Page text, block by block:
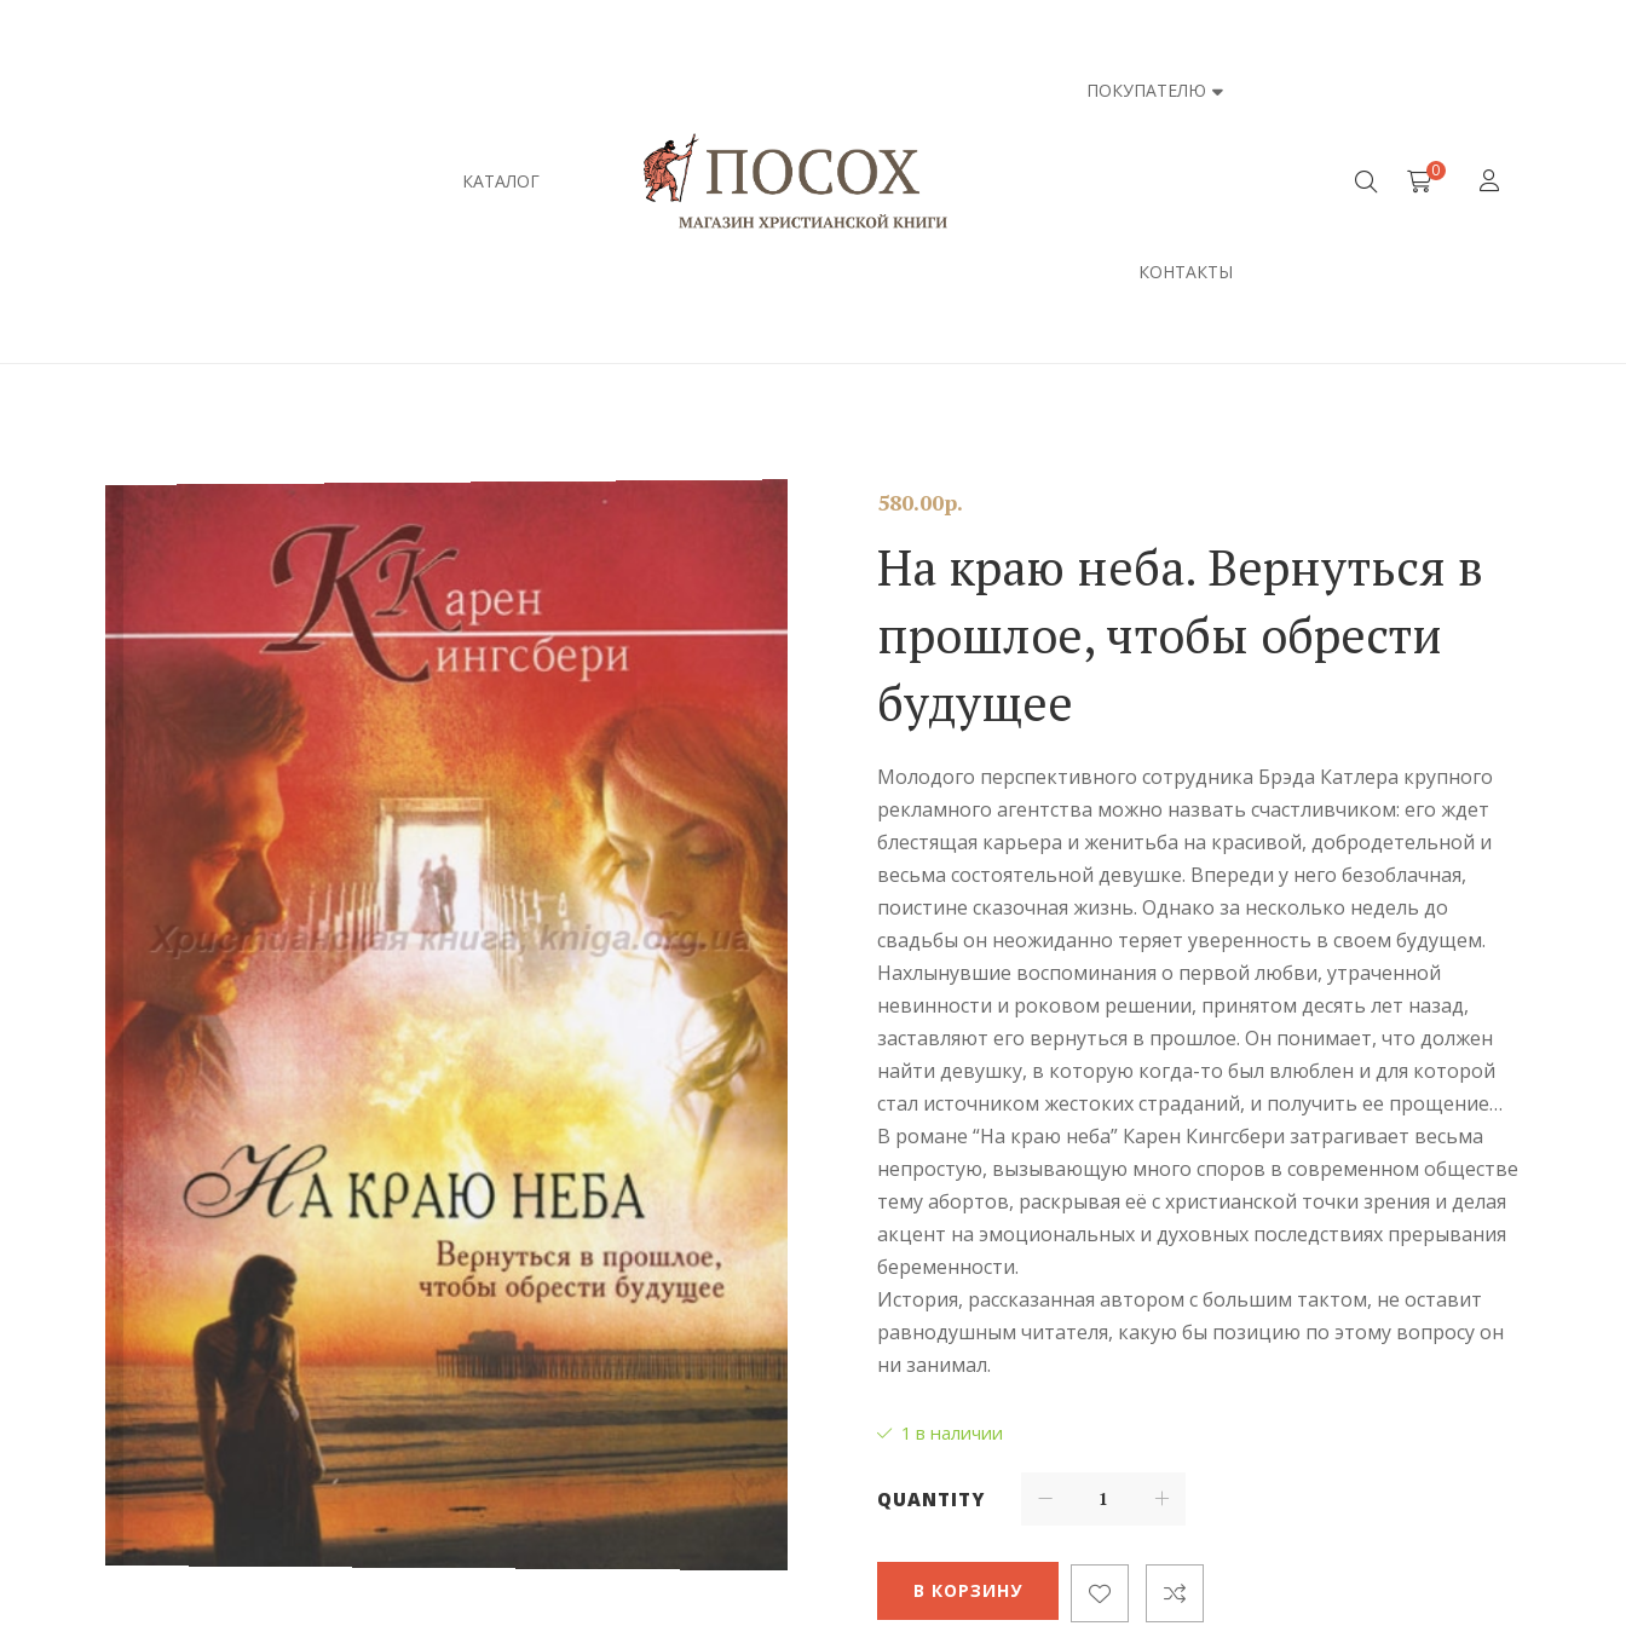
КАТАЛОГ
ПОКУПАТЕЛЮ
КОНТАКТЫ
0
580.00р.
На краю неба. Вернуться в
прошлое, чтобы обрести
будущее
Молодого перспективного сотрудника Брэда Катлера крупного
рекламного агентства можно назвать счастливчиком: его ждет
блестящая карьера и женитьба на красивой, добродетельной и
весьма состоятельной девушке. Впереди у него безоблачная,
поистине сказочная жизнь. Однако за несколько недель до
свадьбы он неожиданно теряет уверенность в своем будущем.
Нахлынувшие воспоминания о первой любви, утраченной
невинности и роковом решении, принятом десять лет назад,
заставляют его вернуться в прошлое. Он понимает, что должен
найти девушку, в которую когда-то был влюблен и для которой
стал источником жестоких страданий, и получить ее прощение…
В романе “На краю неба” Карен Кингсбери затрагивает весьма
непростую, вызывающую много споров в современном обществе
тему абортов, раскрывая её с христианской точки зрения и делая
акцент на эмоциональных и духовных последствиях прерывания
беременности.
История, рассказанная автором с большим тактом, не оставит
равнодушным читателя, какую бы позицию по этому вопросу он
ни занимал.
1 в наличии
QUANTITY
В КОРЗИНУ